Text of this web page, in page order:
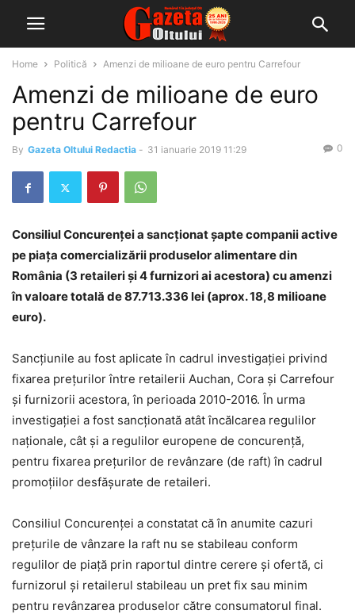
Home Politică Amenzi de milioane de euro pentru Carrefour
Amenzi de milioane de euro
pentru Carrefour
By Gazeta Oltului Redactia - 31 ianuarie 2019 11:29 0
Consiliul Concurenței a sancționat şapte companii active
pe piața comercializării produselor alimentare din
România (3 retaileri și 4 furnizori ai acestora) cu amenzi
în valoare totală de 87.713.336 lei (aprox. 18,8 milioane
euro).
Sancțiunile au fost aplicate în cadrul investigației privind
fixarea prețurilor între retailerii Auchan, Cora și Carrefour
și furnizorii acestora, în perioada 2010-2016. În urma
investigației a fost sancționată atât încălcarea regulilor
naționale, cât și a regulilor europene de concurență,
pentru fixarea prețurilor de revânzare (de raft) în cadrul
promoțiilor desfășurate de retaileri.
Consiliul Concurenţei a constatat că în anumite cazuri
preţurile de vânzare la raft nu se stabileau conform
regulilor de piaţă prin raportul dintre cerere şi ofertă, ci
furnizorul şi retailerul stabileau un pret fix sau minim
pentru revânzarea produselor către consumatorul final.